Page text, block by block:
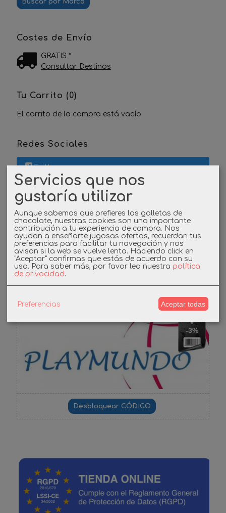
Costes de Envío
GRATIS *
Consultar Destinos
Tu Carrito (0)
El carrito de la compra está vacío
Redes Sociales
Twitter
Linkedin
Instagram
Facebook
Cupones
DESCUENTO BIENVENIDA
-3%
Servicios que nos
gustaría utilizar
Aunque sabemos que prefieres las galletas de
chocolate, nuestras cookies son una importante
contribución a tu experiencia de compra. Nos
ayudan a enseñarte jugosas ofertas, recuerdan tus
preferencias para facilitar tu navegación y nos
avisan si la web se vuelve lenta. Haciendo click en
"Aceptar" confirmas que estás de acuerdo con su
uso. Para saber más, por favor lea nuestra política
de privacidad.
Preferencias Aceptar todas